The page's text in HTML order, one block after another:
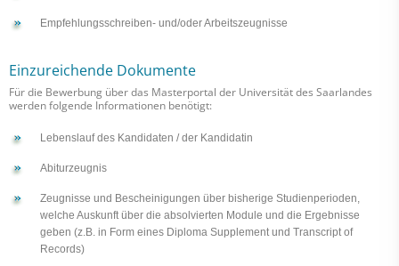
Empfehlungsschreiben- und/oder Arbeitszeugnisse
Einzureichende Dokumente
Für die Bewerbung über das Masterportal der Universität des Saarlandes
werden folgende Informationen benötigt:
Lebenslauf des Kandidaten / der Kandidatin
Abiturzeugnis
Zeugnisse und Bescheinigungen über bisherige Studienperioden,
welche Auskunft über die absolvierten Module und die Ergebnisse
geben (z.B. in Form eines Diploma Supplement und Transcript of
Records)